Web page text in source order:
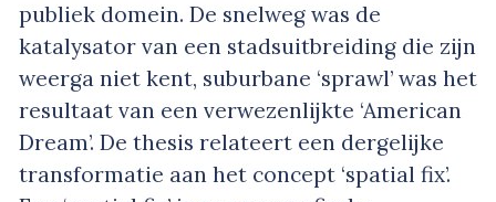
publiek domein. De snelweg was de
katalysator van een stadsuitbreiding die zijn
weerga niet kent, suburbane ‘sprawl’ was het
resultaat van een verwezenlijkte ‘American
Dream’. De thesis relateert een dergelijke
transformatie aan het concept ‘spatial fix’.